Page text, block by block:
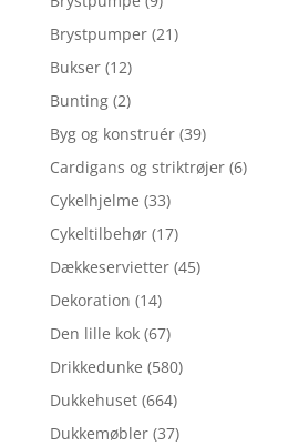
Brystpumper (21)
Bukser (12)
Bunting (2)
Byg og konstruér (39)
Cardigans og striktrøjer (6)
Cykelhjelme (33)
Cykeltilbehør (17)
Dækkeservietter (45)
Dekoration (14)
Den lille kok (67)
Drikkedunke (580)
Dukkehuset (664)
Dukkemøbler (37)